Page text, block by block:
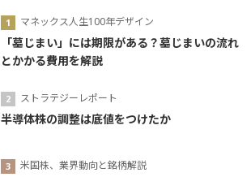
マネックス人生100年デザイン
「墓じまい」には期限がある？墓じまいの流れ
とかかる費用を解説
ストラテジーレポート
半導体株の調整は底値をつけたか
米国株、業界動向と銘柄解説